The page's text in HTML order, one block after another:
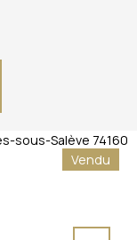
Vendu